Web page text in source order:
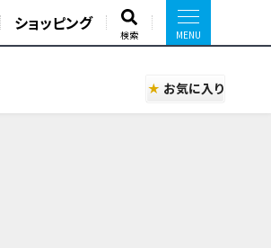
ショッピング
検索
お気に入り